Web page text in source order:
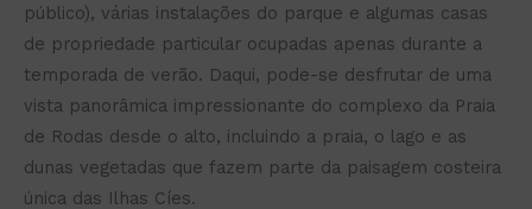
público), várias instalações do parque e algumas casas
de propriedade particular ocupadas apenas durante a
temporada de verão. Daqui, pode-se desfrutar de uma
vista panorâmica impressionante do complexo da Praia
de Rodas desde o alto, incluindo a praia, o lago e as
dunas vegetadas que fazem parte da paisagem costeira
única das Ilhas Cíes.